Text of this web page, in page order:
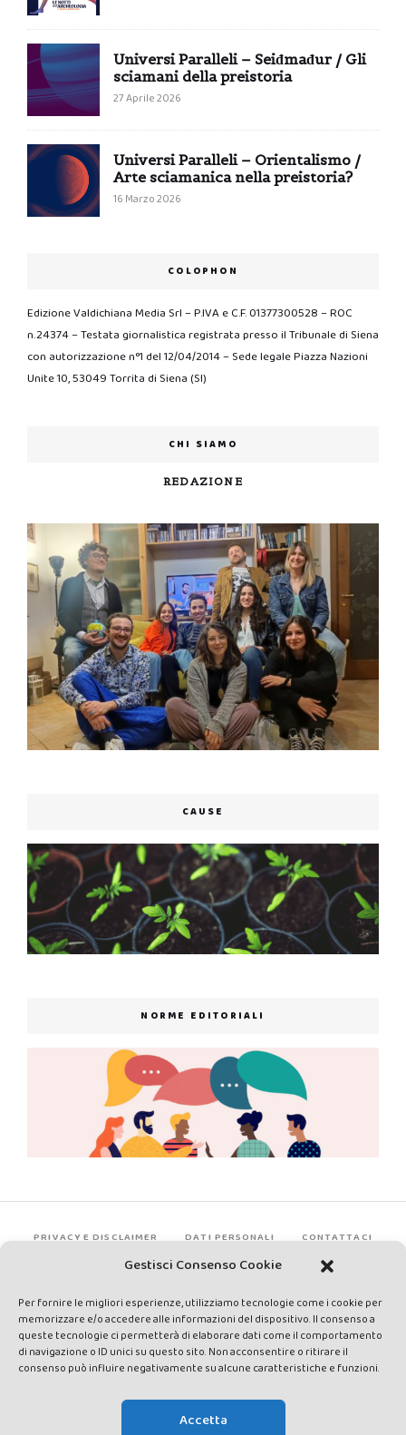
Gestisci Consenso Cookie
Per fornire le migliori esperienze, utilizziamo tecnologie come i cookie per
memorizzare e/o accedere alle informazioni del dispositivo. Il consenso a
queste tecnologie ci permetterà di elaborare dati come il comportamento
di navigazione o ID unici su questo sito. Non acconsentire o ritirare il
consenso può influire negativamente su alcune caratteristiche e funzioni.
Accetta
Universi Paralleli – Seiđmađur / Gli
sciamani della preistoria
27 Aprile 2026
Universi Paralleli – Orientalismo /
Arte sciamanica nella preistoria?
16 Marzo 2026
COLOPHON
Edizione Valdichiana Media Srl – P.IVA e C.F. 01377300528 – ROC
n.24374 – Testata giornalistica registrata presso il Tribunale di Siena
con autorizzazione n°1 del 12/04/2014 – Sede legale Piazza Nazioni
Unite 10, 53049 Torrita di Siena (SI)
CHI SIAMO
REDAZIONE
CAUSE
NORME EDITORIALI
PRIVACY E DISCLAIMER DATI PERSONALI CONTATTACI
rights reserved - Testata registrata presso il Tribunale di Siena con
autorizzazione n°1 del 12/04/2014 - Direttrice Responsabile: Chiara